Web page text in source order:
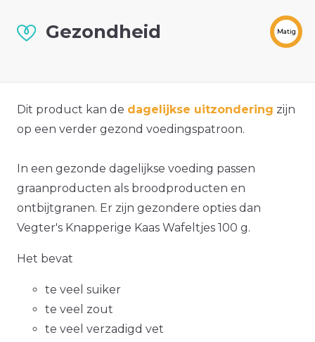
Gezondheid Matig
Dit product kan de dagelijkse uitzondering zijn
op een verder gezond voedingspatroon.
In een gezonde dagelijkse voeding passen
graanproducten als broodproducten en
ontbijtgranen. Er zijn gezondere opties dan
Vegter's Knapperige Kaas Wafeltjes 100 g.
Het bevat
te veel suiker
te veel zout
te veel verzadigd vet